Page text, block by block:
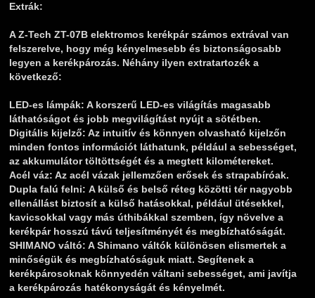
Extrák:
A Z-Tech ZT-07B elektromos kerékpár számos extrával van
felszerelve, hogy még kényelmesebb és biztonságosabb
legyen a kerékpározás. Néhány ilyen extratartozék a
következő:
LED-es lámpák: A korszerű LED-es világítás magasabb
láthatóságot és jobb megvilágítást nyújt a sötétben.
Digitális kijelző: Az intuitív és könnyen olvasható kijelzőn
minden fontos információt láthatunk, például a sebességet,
az akkumulátor töltöttségét és a megtett kilométereket.
Acél váz: Az acél vázak jellemzően erősek és strapabíróak.
Dupla falú felni: A külső és belső réteg közötti tér nagyobb
ellenállást biztosít a külső hatásokkal, például ütésekkel,
kavicsokkal vagy más úthibákkal szemben, így növelve a
kerékpár hosszú távú teljesítményét és megbízhatóságát.
SHIMANO váltó: A Shimano váltók különösen elismertek a
minőségük és megbízhatóságuk miatt. Segítenek a
kerékpárosoknak könnyedén váltani sebességet, ami javítja
a kerékpározás hatékonyságát és kényelmét.